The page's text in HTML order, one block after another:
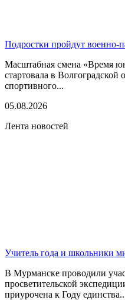
Подростки пройдут военно-
Масштабная смена «Время
стартовала в Волгоградской
спортивного...
05.08.2026
Лента новостей
Учитель года и школьники
В Мурманске проводили
просветительской
приурочена к Году